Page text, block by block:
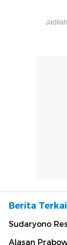
Berita
Sudaryono
Alasan